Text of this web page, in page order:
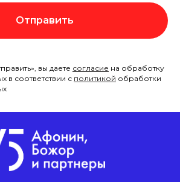
Отправить
вы даете согласие на обработку
в соответствии с политикой обработки